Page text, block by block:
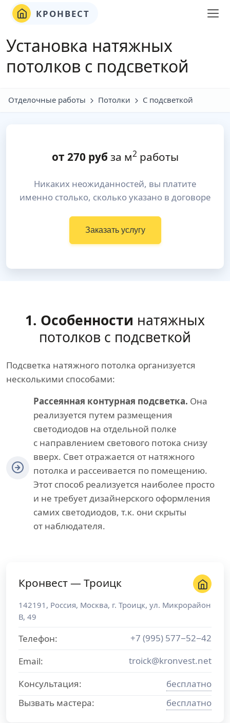
КРОНВЕСТ
Установка натяжных
потолков с подсветкой
Отделочные работы Потолки С подсветкой
от 270руб за м2работы
Никаких неожиданностей, вы платите
именно столько, сколько указано в договоре
Заказать услугу
1. Особенности натяжных
потолков с подсветкой
Подсветка натяжного потолка организуется
несколькими способами:
Рассеянная контурная подсветка. Она
реализуется путем размещения
светодиодов на отдельной полке
с направлением светового потока снизу
вверх. Свет отражается от натяжного
потолка и рассеивается по помещению.
Этот способ реализуется наиболее просто
и не требует дизайнерского оформления
самих светодиодов, т.к. они скрыты
от наблюдателя.
Кронвест — Троицк
142191 , Россия, Москва, г. Троицк, ул. Микрорайон
В, 49
Телефон:
+7 (995) 577−52−42
Email:
troick@kronvest.net
Консультация:
бесплатно
Вызвать мастера:
бесплатно